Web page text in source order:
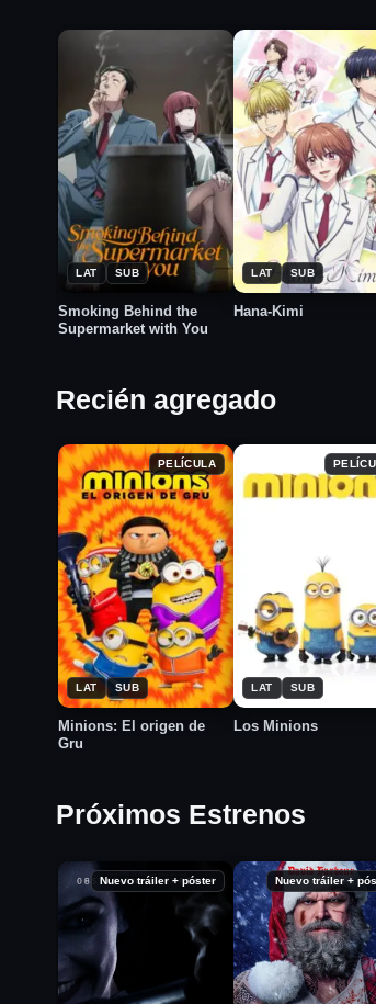
LAT SUB
★
9.1
2026
Smoking Behind the
Supermarket with You
LAT SUB
★
7.4
2026
Hana-Kimi
Recién agregado
PELÍCULA
LAT SUB
★
7.3
2022
Minions: El origen de
Gru
LAT SUB
★
6.4
2015
Los Minions
Próximos Estrenos
Nuevo tráiler + póster Nuevo tráiler +